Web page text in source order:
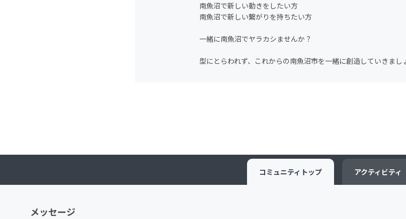
南魚沼で新しい動きをしたい方
南魚沼で新しい繋がりを持ちたい方
一緒に南魚沼でヤラカシませんか？
型にとらわれず、これからの南魚沼市を一緒に創造していきまし
コミュニティ トップ アクティビティ
メッセージ